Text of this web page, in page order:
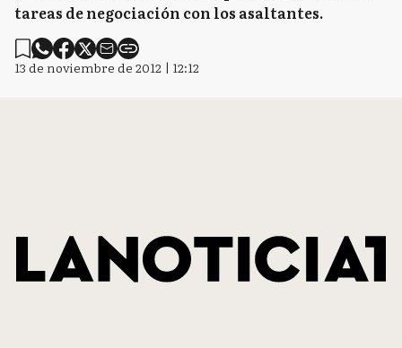
tareas de negociación con los asaltantes.
13 de noviembre de 2012 | 12:12